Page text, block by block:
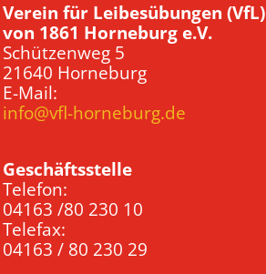
Verein für Leibesübungen (VfL)
von 1861 Horneburg e.V.
Schützenweg 5
21640 Horneburg
E-Mail:
info@vfl-horneburg.de
Geschäftsstelle
Telefon:
04163 /80 230 10
Telefax:
04163 / 80 230 29